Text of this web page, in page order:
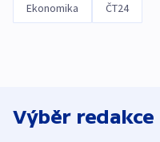
Ekonomika ČT24
Výběr redakce